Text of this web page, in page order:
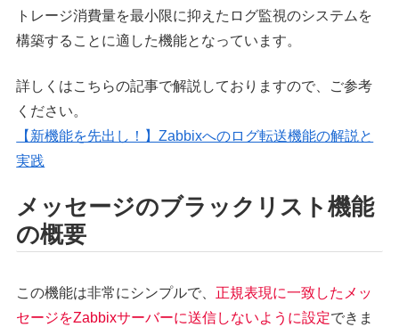
トレージ消費量を最小限に抑えたログ監視のシステムを
構築することに適した機能となっています。
詳しくはこちらの記事で解説しておりますので、ご参考
ください。
【新機能を先出し！】Zabbixへのログ転送機能の解説と
実践
メッセージのブラックリスト機能
の概要
この機能は非常にシンプルで、 正規表現に一致したメッ
セージをZabbixサーバーに送信しないように設定できま